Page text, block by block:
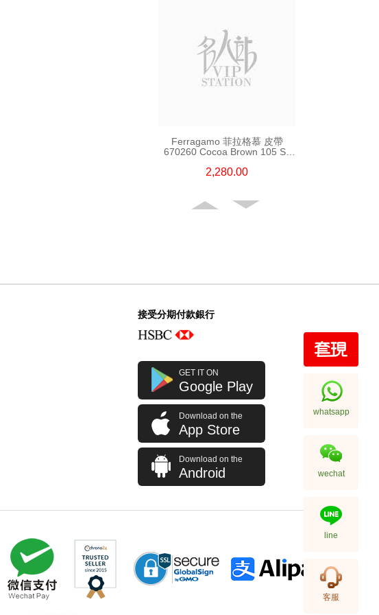
Ferragamo 菲拉格慕 皮帶
670260 Cocoa Brown 105 Ss
2,280.00
Ferragamo 菲拉格慕 皮帶
670326 Midnight 110 Ss 皮革
110cm
2,680.00
接受分期付款銀行
GET IT ON
Google Play
Download on the
App Store
Download on the
Android
whatsapp
wechat
line
客服